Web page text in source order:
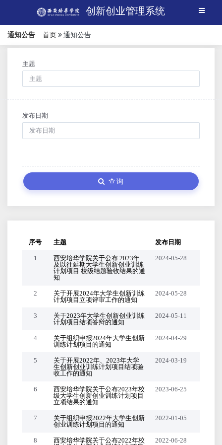
创新创业管理系统
通知公告 首页 通知公告
主题
发布日期
查询
序号 主题 发布日期
1
西安培华学院关于公布 2023年
及以往延期大学生创新创业训练
计划项目 校级结题验收结果的通
知
2024-05-28
2
关于开展2024年大学生创新训练
计划项目立项评审工作的通知
2024-05-28
3
关于2023年大学生创新创业训练
计划项目结项答辩的通知
2024-05-11
4
关于组织申报2024年大学生创新
训练计划项目的通知
2024-04-29
5
关于开展2022年、2023年大学
生创新创业训练计划项目结项验
收工作的通知
2024-03-19
6
西安培华学院关于公布2023年校
级大学生创新创业训练计划项目
立项结果的通知
2023-06-25
7
关于组织申报2022年大学生创新
创业训练计划项目的通知
2022-01-05
8
西安培华学院关于公布2022年校
2022-06-28